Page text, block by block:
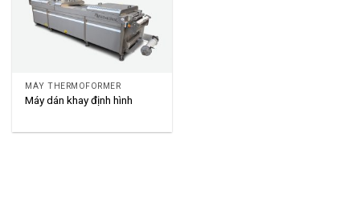
MÁY THERMOFORMER
Máy dán khay định hình